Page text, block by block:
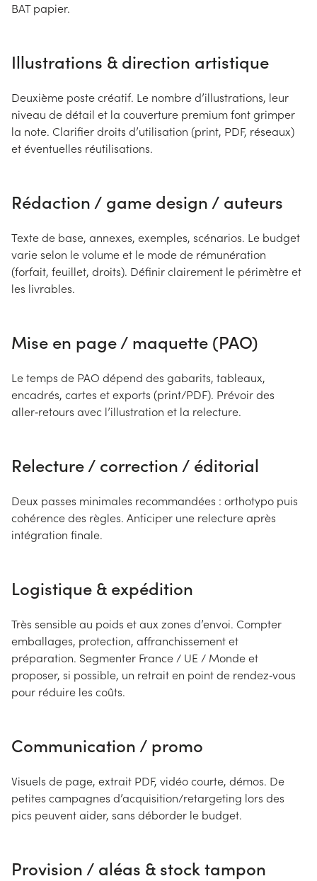
BAT papier.
Illustrations & direction artistique
Deuxième poste créatif. Le nombre d’illustrations, leur
niveau de détail et la couverture premium font grimper
la note. Clarifier droits d’utilisation (print, PDF, réseaux)
et éventuelles réutilisations.
Rédaction / game design / auteurs
Texte de base, annexes, exemples, scénarios. Le budget
varie selon le volume et le mode de rémunération
(forfait, feuillet, droits). Définir clairement le périmètre et
les livrables.
Mise en page / maquette (PAO)
Le temps de PAO dépend des gabarits, tableaux,
encadrés, cartes et exports (print/PDF). Prévoir des
aller‑retours avec l’illustration et la relecture.
Relecture / correction / éditorial
Deux passes minimales recommandées : orthotypo puis
cohérence des règles. Anticiper une relecture après
intégration finale.
Logistique & expédition
Très sensible au poids et aux zones d’envoi. Compter
emballages, protection, affranchissement et
préparation. Segmenter France / UE / Monde et
proposer, si possible, un retrait en point de rendez‑vous
pour réduire les coûts.
Communication / promo
Visuels de page, extrait PDF, vidéo courte, démos. De
petites campagnes d’acquisition/retargeting lors des
pics peuvent aider, sans déborder le budget.
Provision / aléas & stock tampon